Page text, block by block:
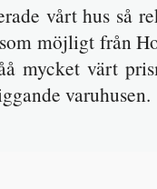
vårt hus så
möjligt från
mycket värt
varuhusen.